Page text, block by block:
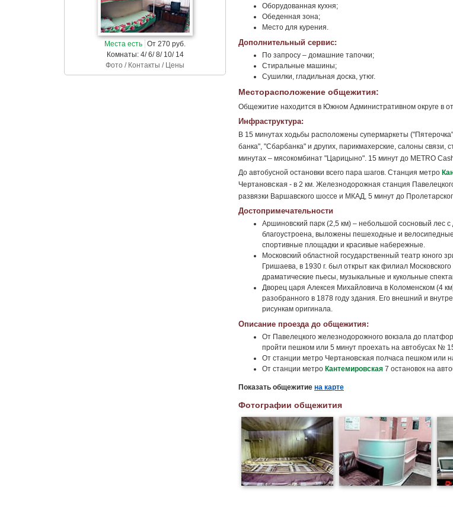
Места есть От 270 руб.
Комнаты: 4/ 6/ 8/ 10/ 14
Фото / Контакты / Цены
Оборудованная кухня;
Обеденная зона;
Место для курения.
Дополнительный сервис:
По запросу – домашние тапочки;
Стиральные машины;
Сушилки, гладильная доска, утюг.
Месторасположение общежития:
Общежитие находится в Южном Административном округе в
Инфраструктура:
В 15 минутах ходьбы расположены супермаркеты
банка", "Сбарбанка" и других, парикмахерские, салоны
минутах – мясокомбинат "Царицыно". 15 минут до METRO
До автобусной остановки всего пара шагов. Станция метро
Чертановская - в 2 км. Железнодорожная станция
развязки Варшавского шоссе и МКАД, 5 минут до
Достопримечательности
Аршиновский парк (2,5 км) – небольшой сосновый лес
благоустроена, выложены пешеходные и
спортивные площадки и красивые набережные.
Московский областной государственный театр юного
Гришаева, в 1930 г. был открыт как филиал
драматические пьесы, музыкальные и кукольные
Дворец царя Алексея Михайловича в Коломенском (4
разобранного в 1878 году здания. Его внешний и
рисункам оригинала.
Описание проезда до общежития:
От Павелецкого железнодорожного вокзала до
пройти пешком или 5 минут проехать на автобусах №
От станции метро Чертановская полчаса пешком или
От станции метро Кантемировская 7 остановок на
Показать общежитие на карте
Фотографии общежития